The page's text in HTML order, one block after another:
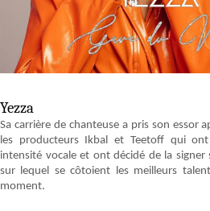
Yezza
Sa carrière de chanteuse a pris son essor
les producteurs Ikbal et Teetoff qui
intensité vocale et ont décidé de la signer
sur lequel se côtoient les meilleurs
moment.